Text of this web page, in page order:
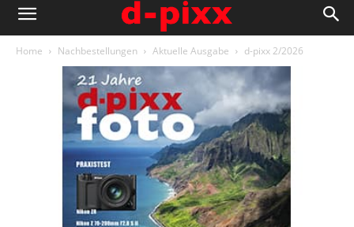
Home Nachbestellungen Aktuelle Ausgabe d-pixx 2/2026